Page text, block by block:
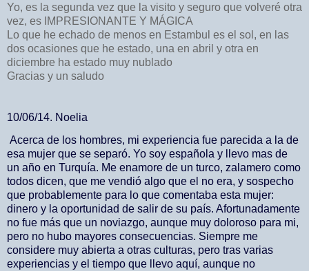
Yo, es la segunda vez que la visito y seguro que volveré otra
vez, es IMPRESIONANTE Y MÁGICA
Lo que he echado de menos en Estambul es el sol, en las
dos ocasiones que he estado, una en abril y otra en
diciembre ha estado muy nublado
Gracias y un saludo
10/06/14. Noelia
Acerca de los hombres, mi experiencia fue parecida a la de
esa mujer que se separó. Yo soy española y llevo mas de
un año en Turquía. Me enamore de un turco, zalamero como
todos dicen, que me vendió algo que el no era, y sospecho
que probablemente para lo que comentaba esta mujer:
dinero y la oportunidad de salir de su país. Afortunadamente
no fue más que un noviazgo, aunque muy doloroso para mi,
pero no hubo mayores consecuencias. Siempre me
considere muy abierta a otras culturas, pero tras varias
experiencias y el tiempo que llevo aquí, aunque no